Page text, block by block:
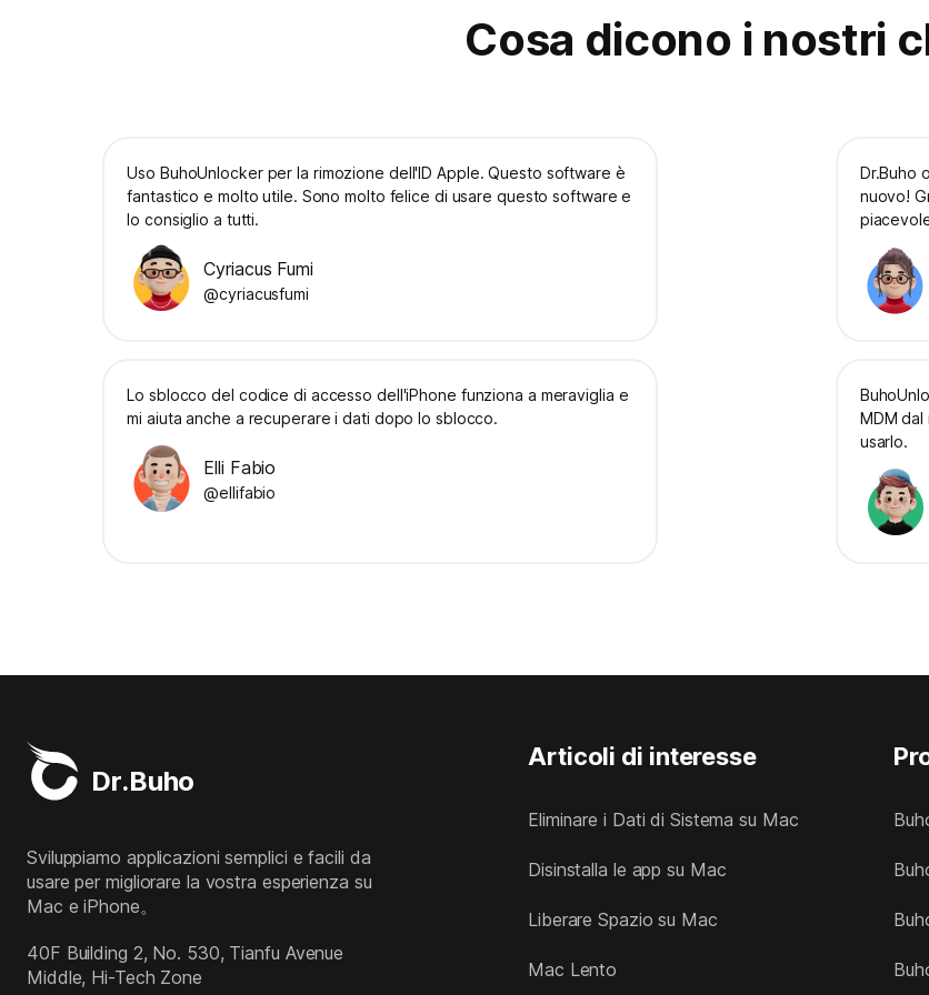
Cosa dicono i nostri
Uso BuhoUnlocker per la rimozione dell'ID Apple. Questo software è
fantastico e molto utile. Sono molto felice di usare questo software e
lo consiglio a tutti.
Cyriacus Fumi
@cyriacusfumi
Dr.Buho
nuovo!
Lo sblocco del codice di accesso dell'iPhone funziona a meraviglia e
mi aiuta anche a recuperare i dati dopo lo sblocco.
Elli Fabio
@ellifabio
MDM
usarlo.
Dr.Buho
Sviluppiamo applicazioni semplici e facili da
usare per migliorare la vostra esperienza su
Mac e iPhone。
40F Building 2, No. 530, Tianfu Avenue
Middle, Hi-Tech Zone
Articoli di interesse
Eliminare i Dati di Sistema su Mac
Disinstalla le app su Mac
Liberare Spazio su Mac
Mac Lento